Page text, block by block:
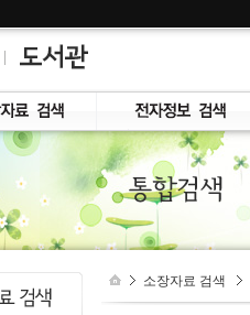
소장자료 검색